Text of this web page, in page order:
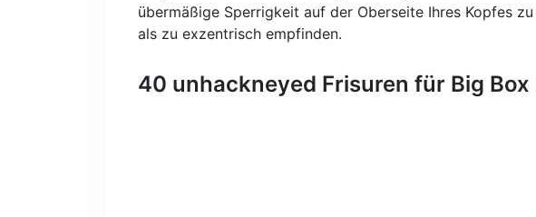
übermäßige Sperrigkeit auf der Oberseite Ihres Kopfes
als zu exzentrisch empfinden.
40 unhackneyed Frisuren für Big Box